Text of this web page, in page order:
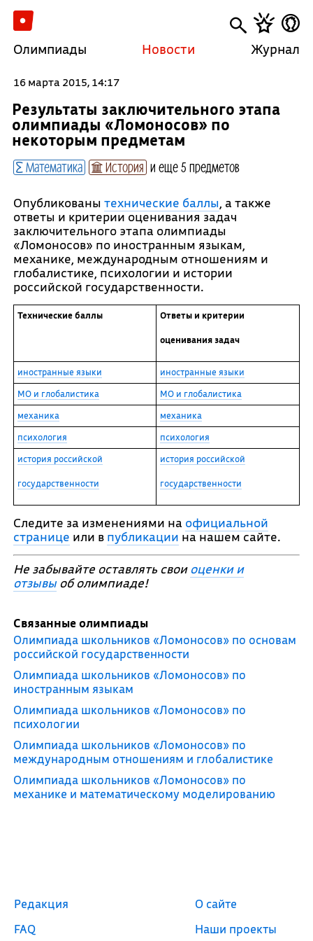
Олимпиады Новости Журнал
16 марта 2015, 14:17
Результаты заключительного этапа
олимпиады «Ломоносов» по
некоторым предметам
Математика История и еще 5 предметов
Опубликованы технические баллы, а также
ответы и критерии оценивания задач
заключительного этапа олимпиады
«Ломоносов» по иностранным языкам,
механике, международным отношениям и
глобалистике, психологии и истории
российской государственности.
Технические баллы Ответы и критерии
оценивания задач
иностранные языки иностранные языки
МО и глобалистика МО и глобалистика
механика механика
психология психология
история российской
государственности
история российской
государственности
Следите за изменениями на официальной
странице или в публикации на нашем сайте.
Не забывайте оставлять своиоценки и
отзывыоб олимпиаде!
Связанные олимпиады
Олимпиада школьников «Ломоносов» по основам
российской государственности
Олимпиада школьников «Ломоносов» по
иностранным языкам
Олимпиада школьников «Ломоносов» по
психологии
Олимпиада школьников «Ломоносов» по
международным отношениям и глобалистике
Олимпиада школьников «Ломоносов» по
механике и математическому моделированию
Редакция
FAQ
О сайте
Наши проекты